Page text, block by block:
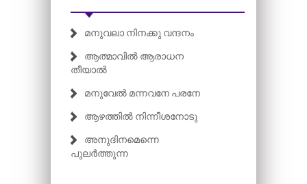
മനുവലാ നിനക്കു വന്ദനം
ആത്മാവിൽ ആരാധന
തീയാൽ
മനുവേൽ മന്നവനേ പരനേ
ആഴത്തിൽ നിന്നീശനോടു
അനുദിനമെന്നെ
പുലർത്തുന്ന